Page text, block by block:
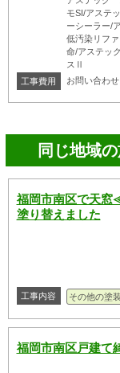
モSI/アステ
ーシーラー/
低汚染リフ
命/アステッ
スⅡ
工事費用
お問い合わ
同じ地域
福岡市南区で天
塗り替えました
工事内容 その他の塗装
福岡市南区戸建て